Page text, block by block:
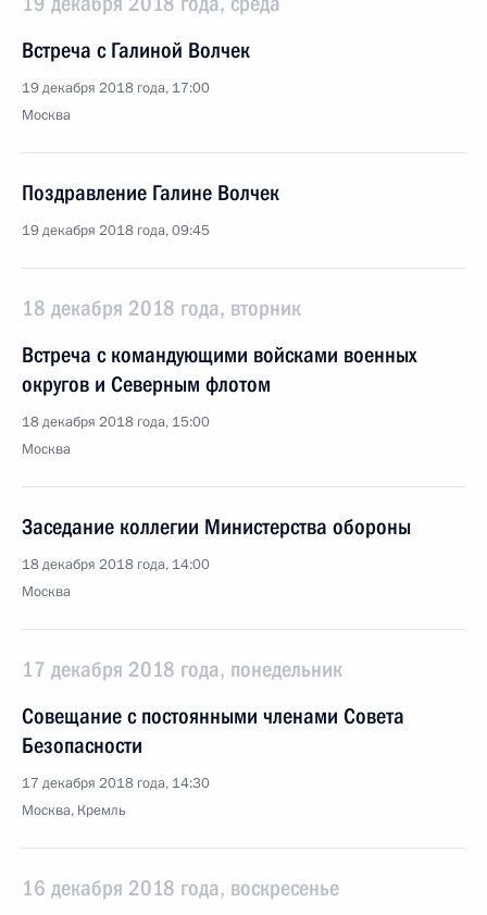
Встреча с Галиной Волчек
19 декабря 2018 года, 17:00
Москва
Поздравление Галине Волчек
19 декабря 2018 года, 09:45
18 декабря 2018 года, вторник
Встреча с командующими войсками военных
округов и Северным флотом
18 декабря 2018 года, 15:00
Москва
Заседание коллегии Министерства обороны
18 декабря 2018 года, 14:00
Москва
17 декабря 2018 года, понедельник
Совещание с постоянными членами Совета
Безопасности
17 декабря 2018 года, 14:30
Москва, Кремль
16 декабря 2018 года, воскресенье